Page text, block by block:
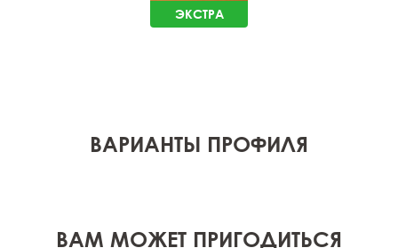
ЭКСТРА
ВАРИАНТЫ ПРОФИЛЯ
ВАМ МОЖЕТ ПРИГОДИТЬСЯ